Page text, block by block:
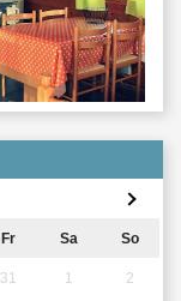
Fr Sa So
31 1 2